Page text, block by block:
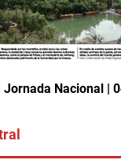
Jornada Nacional |